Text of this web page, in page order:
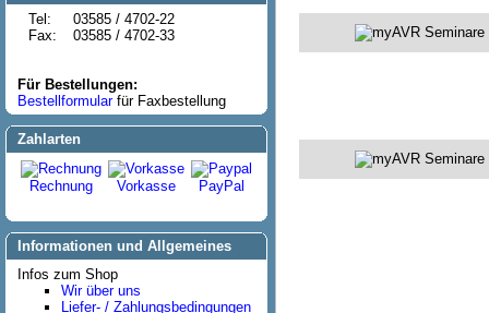
Tel:
Fax:
03585 / 4702-22
03585 / 4702-33
Für Bestellungen:
Bestellformularfür Faxbestellung
Zahlarten
Rechnung Vorkasse PayPal
Informationen und Allgemeines
Infos zum Shop
Wir über uns
Liefer- / Zahlungsbedingungen